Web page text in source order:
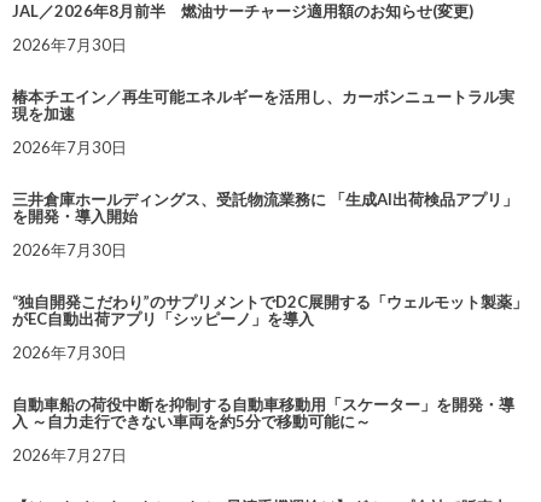
JAL／2026年8月前半 燃油サーチャージ適用額のお知らせ(変更)
2026年7月30日
椿本チエイン／再生可能エネルギーを活用し、カーボンニュートラル実
現を加速
2026年7月30日
三井倉庫ホールディングス、受託物流業務に 「生成AI出荷検品アプリ」
を開発・導入開始
2026年7月30日
“独自開発こだわり”のサプリメントでD2C展開する「ウェルモット製薬」
がEC自動出荷アプリ「シッピーノ」を導入
2026年7月30日
自動車船の荷役中断を抑制する自動車移動用「スケーター」を開発・導
入 ～自力走行できない車両を約5分で移動可能に～
2026年7月27日